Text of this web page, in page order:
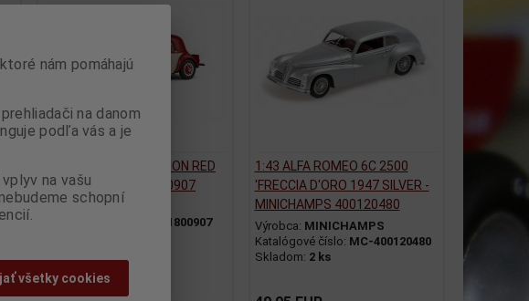
1:18 CITROËN TRACTION RED
1937 - SOLIDO - S1800907
Výrobca: SOLIDO
SO-S1800907
1:43 ALFA ROMEO 6C 2500
'FRECCIA D'ORO 1947 SILVER -
MINICHAMPS 400120480
Výrobca: MINICHAMPS
Katalógové číslo: MC-400120480
Skladom: 2 ks
nám pomáhajú
na danom
podľa vás a je
na vašu
schopní
všetky cookies